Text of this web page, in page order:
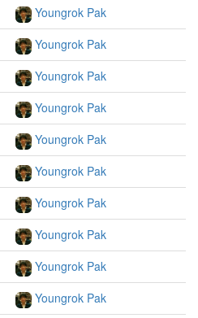
Youngrok Pak
Youngrok Pak
Youngrok Pak
Youngrok Pak
Youngrok Pak
Youngrok Pak
Youngrok Pak
Youngrok Pak
Youngrok Pak
Youngrok Pak